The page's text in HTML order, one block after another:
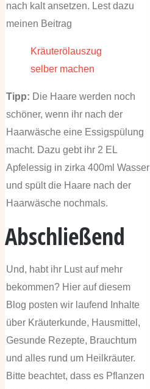
nach kalt ansetzen. Lest dazu
meinen Beitrag
Kräuterölauszug
selber machen
Tipp: Die Haare werden noch
schöner, wenn ihr nach der
Haarwäsche eine Essigspülung
macht. Dazu gebt ihr 2 EL
Apfelessig in zirka 400ml Wasser
und spült die Haare nach der
Haarwäsche nochmals.
Abschließend
Und, habt ihr Lust auf mehr
bekommen? Hier auf diesem
Blog posten wir laufend Inhalte
über Kräuterkunde, Hausmittel,
Gesunde Rezepte, Brauchtum
und alles rund um Heilkräuter.
Bitte beachtet, dass es Pflanzen